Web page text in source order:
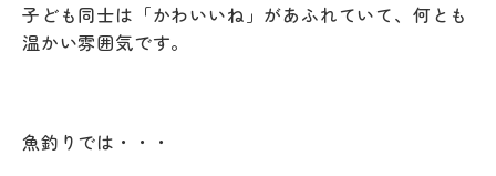
子ども同士は「かわいいね」があふれていて、何とも
温かい雰囲気です。
魚釣りでは・・・